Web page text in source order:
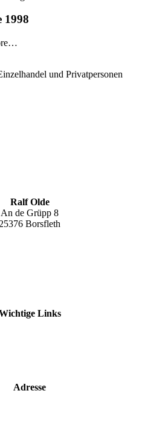
1998
und Privatpersonen
Ralf Olde
An de Grüpp 8
25376 Borsfleth
Links
Adresse